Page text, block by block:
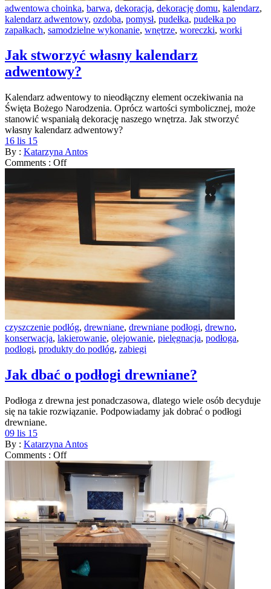
adwentowa choinka, barwa, dekoracja, dekorację domu, kalendarz,
kalendarz adwentowy, ozdoba, pomysł, pudełka, pudełka po
zapałkach, samodzielne wykonanie, wnętrze, woreczki, worki
Jak stworzyć własny kalendarz
adwentowy?
Kalendarz adwentowy to nieodłączny element oczekiwania na
Święta Bożego Narodzenia. Oprócz wartości symbolicznej, może
stanowić wspaniałą dekorację naszego wnętrza. Jak stworzyć
własny kalendarz adwentowy?
16 lis 15
By : Katarzyna Antos
Comments : Off
czyszczenie podłóg, drewniane, drewniane podłogi, drewno,
konserwacja, lakierowanie, olejowanie, pielęgnacja, podłoga,
podłogi, produkty do podłóg, zabiegi
Jak dbać o podłogi drewniane?
Podłoga z drewna jest ponadczasowa, dlatego wiele osób decyduje
się na takie rozwiązanie. Podpowiadamy jak dobrać o podłogi
drewniane.
09 lis 15
By : Katarzyna Antos
Comments : Off